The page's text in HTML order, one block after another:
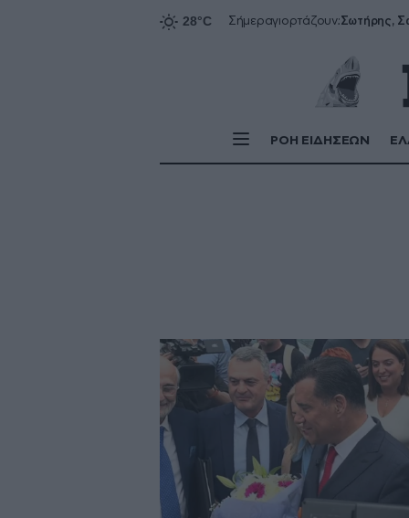
Σήμεραγιορτάζουν:
ΡΟΗ ΕΙΔΗΣΕΩΝ